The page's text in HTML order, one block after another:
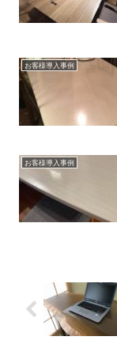
お客様導入事例
お客様導入事例